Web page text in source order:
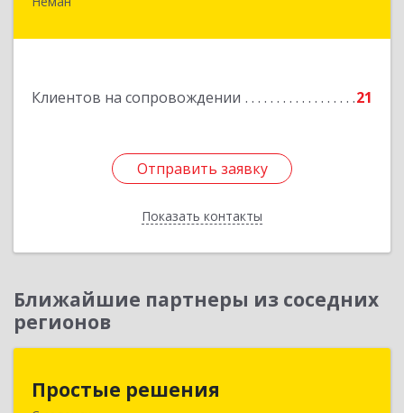
Клиентов на сопровождении 21
Отправить заявку
Показать контакты
Отправить заявку
Назад
Ближайшие партнеры из соседних
регионов
Простые решения